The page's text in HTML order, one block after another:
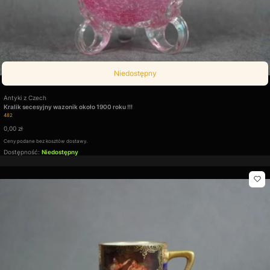
Niedostępny
Kod produktu
482
Kralik secesyjny wazonik około 1900 roku !!!
Producent
Antyki z Czech
Cena
0,00 zł
Ceny podane bez kosztów dostawy.
Dostępność: Niedostępny